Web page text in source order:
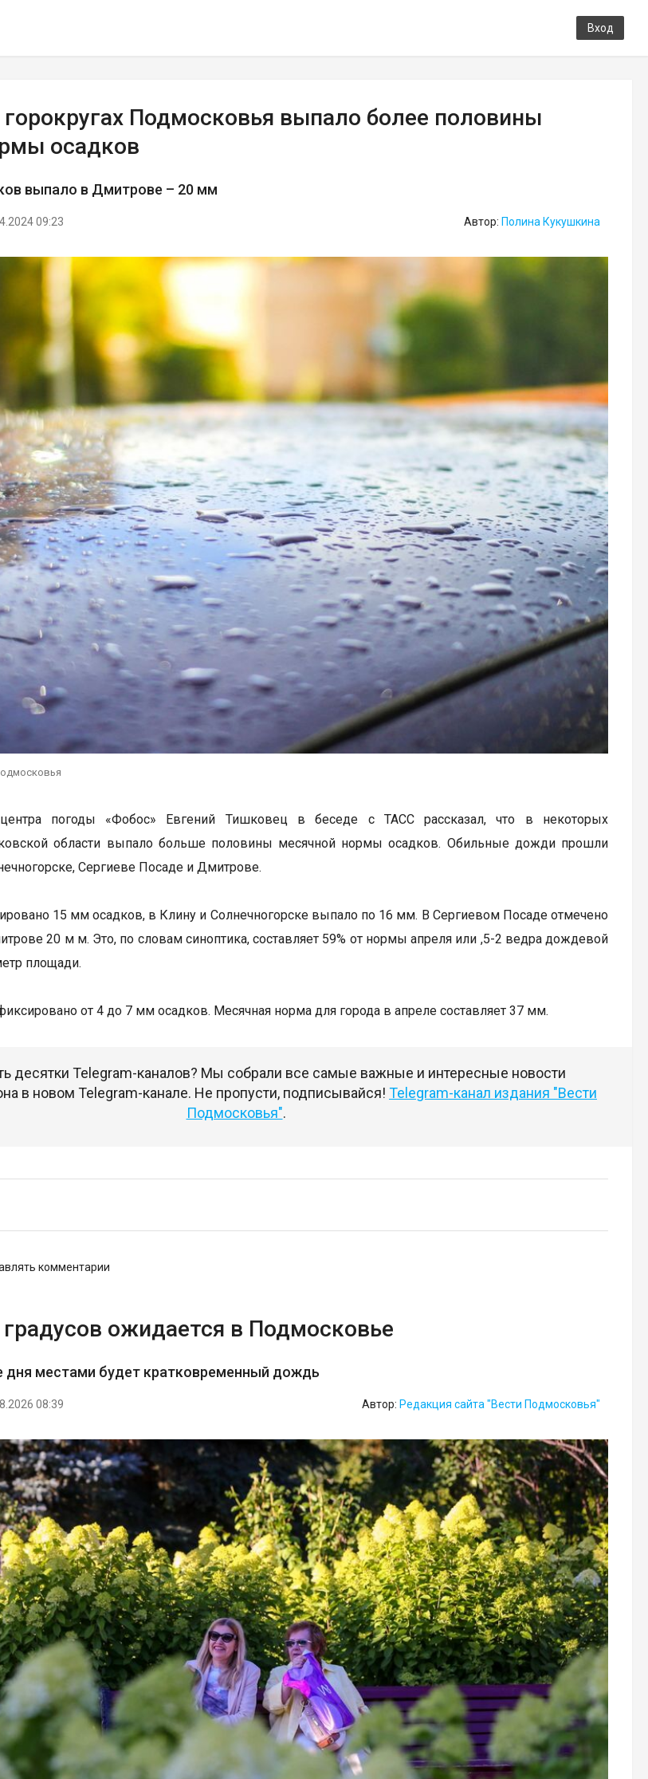
Вход
Подмосковья выпало более половины
осадков
выпало в Дмитрове – 20 мм
09:23 Автор: Полина Кукушкина
погоды «Фобос» Евгений Тишковец в беседе с ТАСС рассказал, что в некоторых
области выпало больше половины месячной нормы осадков. Обильные дожди прошли
Сергиеве Посаде и Дмитрове.
15 мм осадков, в Клину и Солнечногорске выпало по 16 мм. В Сергиевом Посаде отмечено
20 м м. Это, по словам синоптика, составляет 59% от нормы апреля или ,5-2 ведра дождевой
площади.
от 4 до 7 мм осадков. Месячная норма для города в апреле составляет 37 мм.
десятки Telegram-каналов? Мы собрали все самые важные и интересные новости
в новом Telegram-канале. Не пропусти, подписывайся! Telegram-канал издания "Вести
Подмосковья".
комментарии
ожидается в Подмосковье
дня местами будет кратковременный дождь
08:39 Автор: Редакция сайта "Вести Подмосковья"